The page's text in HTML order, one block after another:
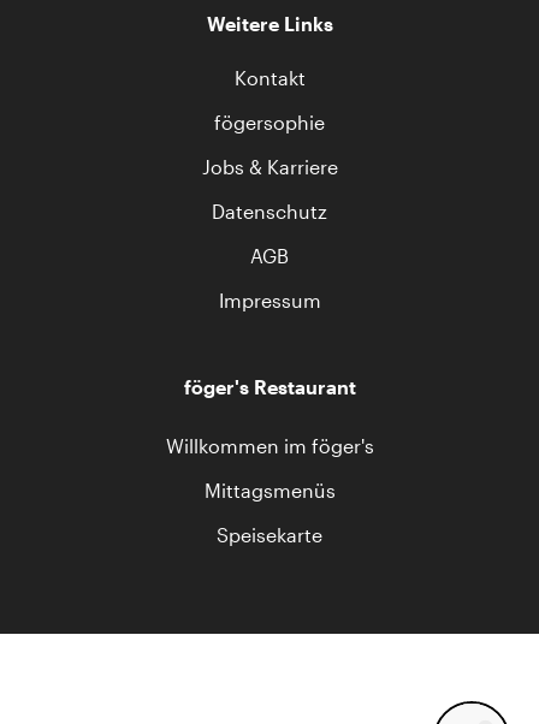
Weitere Links
Kontakt
fögersophie
Jobs & Karriere
Datenschutz
AGB
Impressum
föger's Restaurant
Willkommen im föger's
Mittagsmenüs
Speisekarte